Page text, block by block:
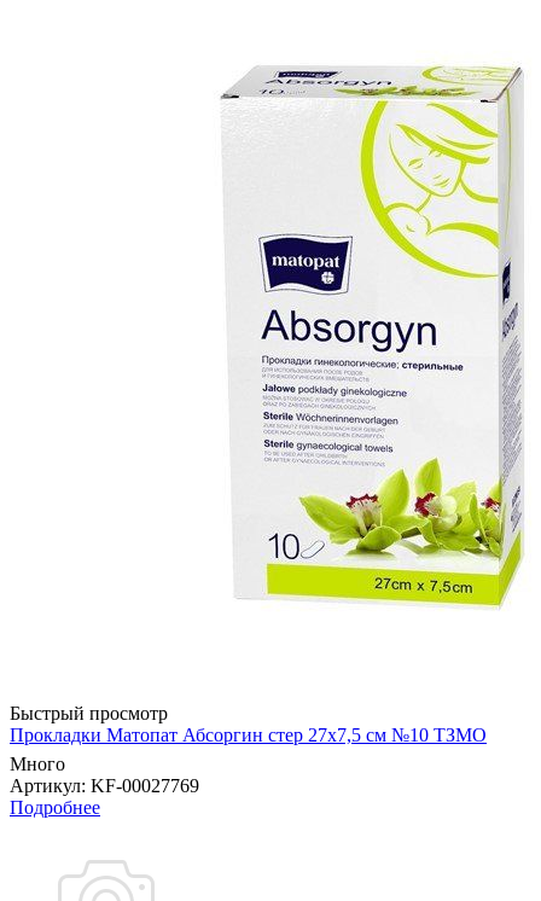
Быстрый просмотр
Прокладки Матопат Абсоргин стер 27х7,5 см №10 ТЗМО
Много
Артикул: KF-00027769
Подробнее